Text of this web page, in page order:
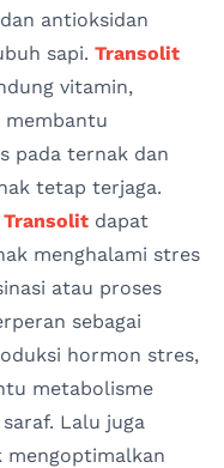
antioksidan
sapi. Transolit
vitamin,
membantu
pada ternak dan
tetap terjaga.
Transolit dapat
menghalami stres
atau proses
sebagai
hormon stres,
metabolisme
Lalu juga
mengoptimalkan